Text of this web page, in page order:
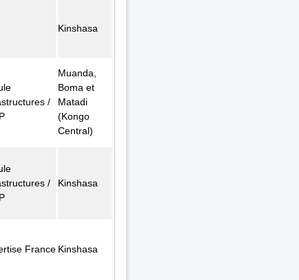
Kinshasa
/
Muanda,
Boma et
Matadi
(Kongo
Central)
/
Kinshasa
France Kinshasa